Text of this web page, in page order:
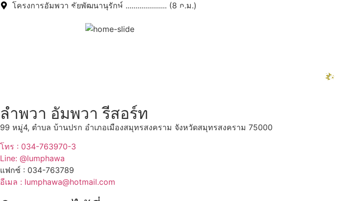
โครงการอัมพวา ชัยพัฒนานุรักษ์ ..................... (8 ก.ม.)
สถานที่ท่องเที่ยวรอบรีสอร์ท
ลำพวา อัมพวา รีสอร์ท
99 หมู่4, ตำบล บ้านปรก อำเภอเมืองสมุทรสงคราม จังหวัดสมุทรสงคราม 75000
โทร : 034-763970-3
Line: @lumphawa
แฟกซ์ : 034-763789
อีเมล : lumphawa@hotmail.com